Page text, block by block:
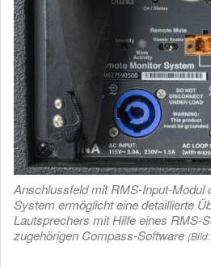
Anschlussfeld mit RMS-Input-Modul
System ermöglicht eine detaillierte
Lautsprechers mit Hilfe eines RMS-
zugehörigen Compass-Software